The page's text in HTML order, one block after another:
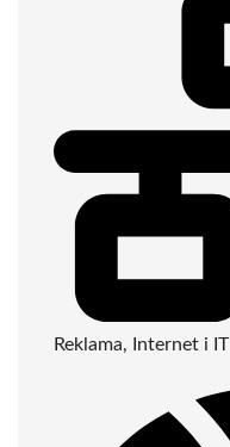
Reklama, Internet i IT